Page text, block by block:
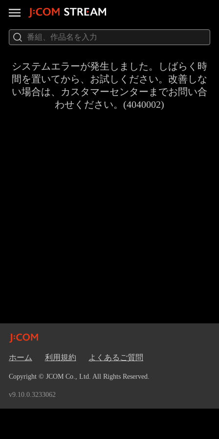
システムエラーが発生しました。しばらく時
間を置いてから、お試しください。改善しな
い場合は、カスタマーセンターまでお問い合
わせください。(4040002)
ホーム 利用規約 よくあるご質問
Copyright © JCOM Co., Ltd. All Rights Reserved.
v9.10.0.3233062